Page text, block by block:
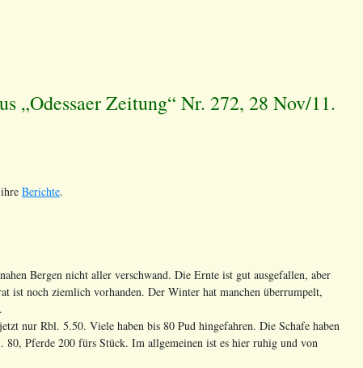
„Odessaer Zeitung“ Nr. 272, 28 Nov/11.
Berichte.
Bergen nicht aller verschwand. Die Ernte ist gut ausgefallen, aber
ist noch ziemlich vorhanden. Der Winter hat manchen überrumpelt,
nur Rbl. 5.50. Viele haben bis 80 Pud hingefahren. Die Schafe haben
Pferde 200 fürs Stück. Im allgemeinen ist es hier ruhig und von